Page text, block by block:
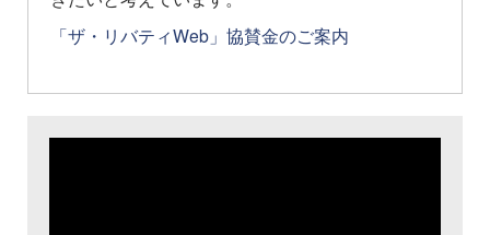
「ザ・リバティWeb」協賛金のご案内